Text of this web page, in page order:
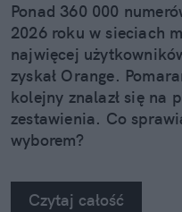
Ponad 360 000
2026 roku w sieciach
najwięcej
zyskał Orange.
kolejny znalazł się na
zestawienia. Co
wyborem?
Czytaj całość